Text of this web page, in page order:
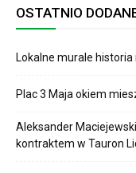
OSTATNIO
Lokalne murale
Plac 3 Maja okiem
Aleksander
kontraktem w Tauron